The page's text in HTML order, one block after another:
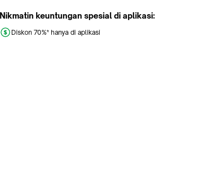
Nikmatin keuntungan spesial di aplikasi:
Diskon 70%* hanya di aplikasi